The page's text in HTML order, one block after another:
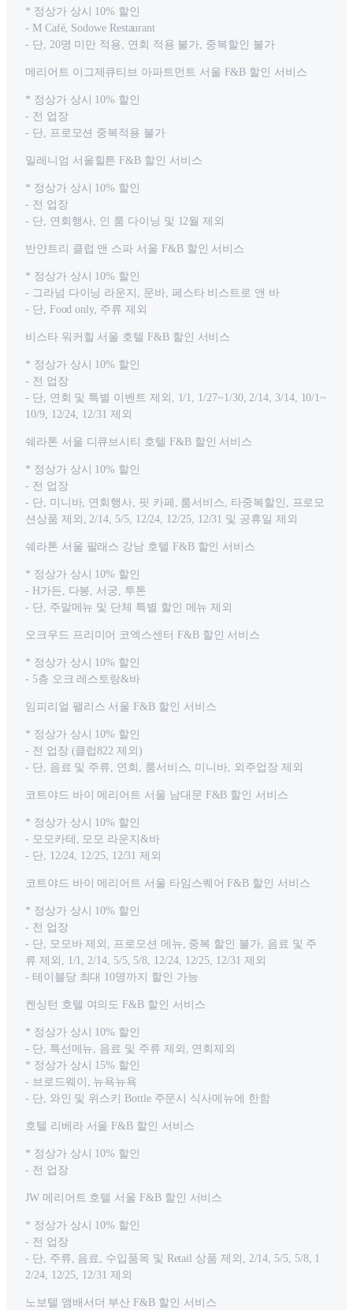
* 정상가 상시 10% 할인
- M Café, Sodowe Restaurant
- 단, 20명 미만 적용, 연회 적용 불가, 중복할인 불가
메리어트 이그제큐티브 아파트먼트 서울 F&B 할인 서비스
* 정상가 상시 10% 할인
- 전 업장
- 단, 프로모션 중복적용 불가
밀레니엄 서울힐튼 F&B 할인 서비스
* 정상가 상시 10% 할인
- 전 업장
- 단, 연회행사, 인 룸 다이닝 및 12월 제외
반얀트리 클럽 앤 스파 서울 F&B 할인 서비스
* 정상가 상시 10% 할인
- 그라넘 다이닝 라운지, 문바, 페스타 비스트로 앤 바
- 단, Food only, 주류 제외
비스타 워커힐 서울 호텔 F&B 할인 서비스
* 정상가 상시 10% 할인
- 전 업장
- 단, 연회 및 특별 이벤트 제외, 1/1, 1/27~1/30, 2/14, 3/14, 10/1~
10/9, 12/24, 12/31 제외
쉐라톤 서울 디큐브시티 호텔 F&B 할인 서비스
* 정상가 상시 10% 할인
- 전 업장
- 단, 미니바, 연회행사, 핏 카페, 룸서비스, 타중복할인, 프로모
션상품 제외, 2/14, 5/5, 12/24, 12/25, 12/31 및 공휴일 제외
쉐라톤 서울 팔래스 강남 호텔 F&B 할인 서비스
* 정상가 상시 10% 할인
- H가든, 다봉, 서궁, 투톤
- 단, 주말메뉴 및 단체 특별 할인 메뉴 제외
오크우드 프리미어 코엑스센터 F&B 할인 서비스
* 정상가 상시 10% 할인
- 5층 오크 레스토랑&바
임피리얼 팰리스 서울 F&B 할인 서비스
* 정상가 상시 10% 할인
- 전 업장 (클럽822 제외)
- 단, 음료 및 주류, 연회, 룸서비스, 미니바, 외주업장 제외
코트야드 바이 메리어트 서울 남대문 F&B 할인 서비스
* 정상가 상시 10% 할인
- 모모카테, 모모 라운지&바
- 단, 12/24, 12/25, 12/31 제외
코트야드 바이 메리어트 서울 타임스퀘어 F&B 할인 서비스
* 정상가 상시 10% 할인
- 전 업장
- 단, 모모바 제외, 프로모션 메뉴, 중복 할인 불가, 음료 및 주
류 제외, 1/1, 2/14, 5/5, 5/8, 12/24, 12/25, 12/31 제외
- 테이블당 최대 10명까지 할인 가능
켄싱턴 호텔 여의도 F&B 할인 서비스
* 정상가 상시 10% 할인
- 단, 특선메뉴, 음료 및 주류 제외, 연회제외
* 정상가 상시 15% 할인
- 브로드웨이, 뉴욕뉴욕
- 단, 와인 및 위스키 Bottle 주문시 식사메뉴에 한함
호텔 리베라 서울 F&B 할인 서비스
* 정상가 상시 10% 할인
- 전 업장
JW 메리어트 호텔 서울 F&B 할인 서비스
* 정상가 상시 10% 할인
- 전 업장
- 단, 주류, 음료, 수입품목 및 Retail 상품 제외, 2/14, 5/5, 5/8, 1
2/24, 12/25, 12/31 제외
노보텔 앰배서더 부산 F&B 할인 서비스